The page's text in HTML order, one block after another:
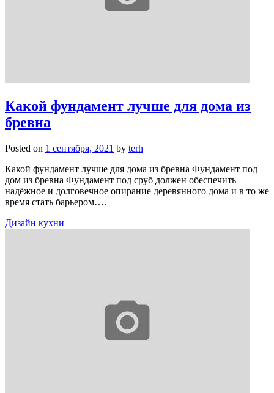
Какой фундамент лучше для дома из
бревна
Posted on 1 сентября, 2021 by terh
Какой фундамент лучше для дома из бревна Фундамент под
дом из бревна Фундамент под сруб должен обеспечить
надёжное и долговечное опирание деревянного дома и в то же
время стать барьером….
Дизайн кухни